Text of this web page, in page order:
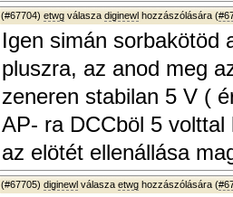
(#67704) etwg válasza diginewl hozzászólására (
Igen simán sorbakötöd
pluszra, az anod meg
zeneren stabilan 5 V (
AP- ra DCCböl 5
az elötét ellenállása
(#67705) diginewl válasza etwg hozzászólására (